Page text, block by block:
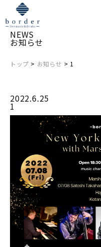
NEWS
お知らせ
トップ > お知らせ > 1
2022.6.25
1